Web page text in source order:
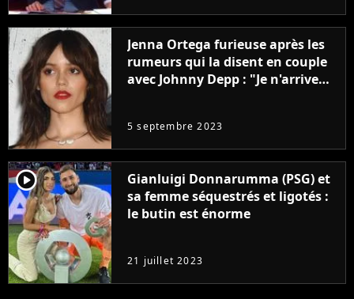
Jenna Ortega furieuse après les
rumeurs qui la disent en couple
avec Johnny Depp : "Je n'arrive
5 septembre 2023
player2
Gianluigi Donnarumma (PSG) et
sa femme séquestrés et ligotés :
le butin est énorme
21 juillet 2023